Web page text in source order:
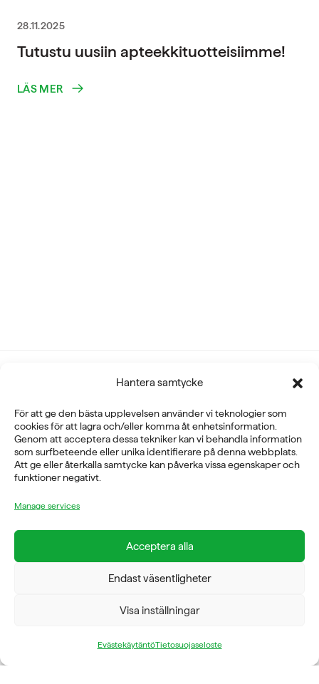
Hantera samtycke
För att ge den bästa upplevelsen använder vi teknologier som
cookies för att lagra och/eller komma åt enhetsinformation.
Genom att acceptera dessa tekniker kan vi behandla information
som surfbeteende eller unika identifierare på denna webbplats.
Att ge eller återkalla samtycke kan påverka vissa egenskaper och
funktioner negativt.
Manage services
Acceptera alla
Endast väsentligheter
Visa inställningar
EvästekäytäntöTietosuojaseloste
28.11.2025
Tutustu uusiin apteekkituotteisiimme!
LÄS MER
Fysioline Sweden AB
E-POST
info@fysioline.se
Rosendalsvägen 18b, SE-14143 Huddinge
VERKSAMHETSOMRÅDEN